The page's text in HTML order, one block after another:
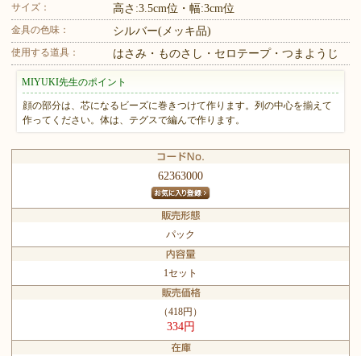
サイズ： 高さ:3.5cm位・幅:3cm位
金具の色味： シルバー(メッキ品)
使用する道具： はさみ・ものさし・セロテープ・つまようじ
MIYUKI先生のポイント
顔の部分は、芯になるビーズに巻きつけて作ります。列の中心を揃えて
作ってください。体は、テグスで編んで作ります。
62363000
パック
1セット
（418円）
334円